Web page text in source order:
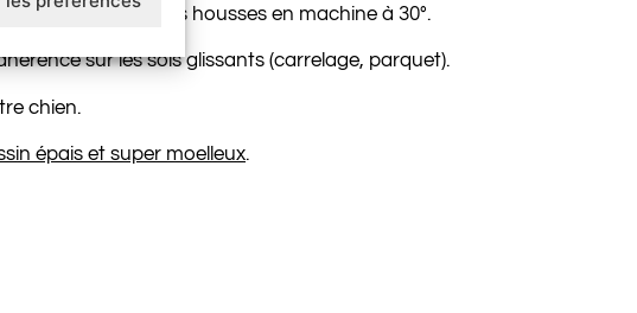
afin de laver les housses en machine à 30°.
sur les sols glissants (carrelage, parquet).
chien.
épais et super moelleux.